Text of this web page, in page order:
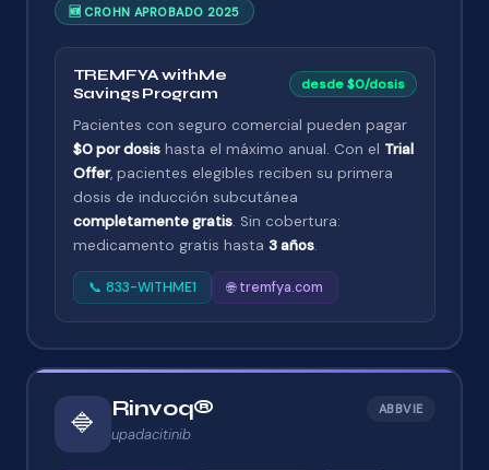
🆕 CROHN APROBADO 2025
TREMFYA withMe
Savings Program
desde $0/dosis
Pacientes con seguro comercial pueden pagar
$0 por dosishasta el máximo anual. Con el Trial
Offer, pacientes elegibles reciben su primera
dosis de inducción subcutánea
completamente gratis. Sin cobertura:
medicamento gratis hasta 3 años.
📞 833-WITHME1 🌐 tremfya.com
🔷 Rinvoq®
upadacitinib
ABBVIE